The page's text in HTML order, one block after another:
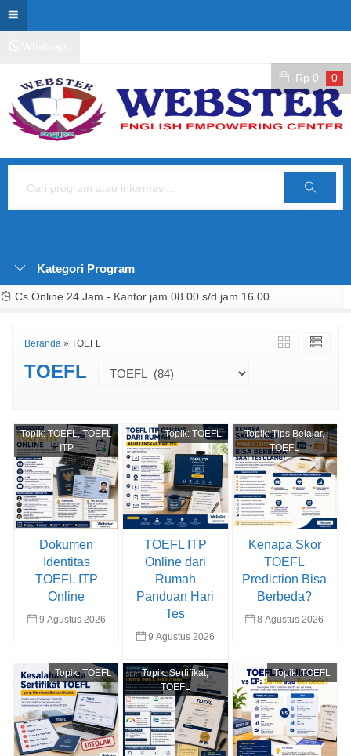
Rp 0 0
Cari
Kategori Program
Cs Online 24 Jam - Kantor jam 08.00 s/d jam 16.00
Beranda » TOEFL
TOEFL
Topik:TOEFL,TOEFL
ITP
Dokumen
Identitas
TOEFL ITP
Online
9 Agustus 2026
Topik: TOEFL
TOEFL ITP
Online dari
Rumah
Panduan Hari
Tes
9 Agustus 2026
Topik:Tips Belajar,
TOEFL
Kenapa Skor
TOEFL
Prediction Bisa
Berbeda?
8 Agustus 2026
Topik:TOEFL Topik:Sertifikat,
TOEFL
Topik:TOEFL